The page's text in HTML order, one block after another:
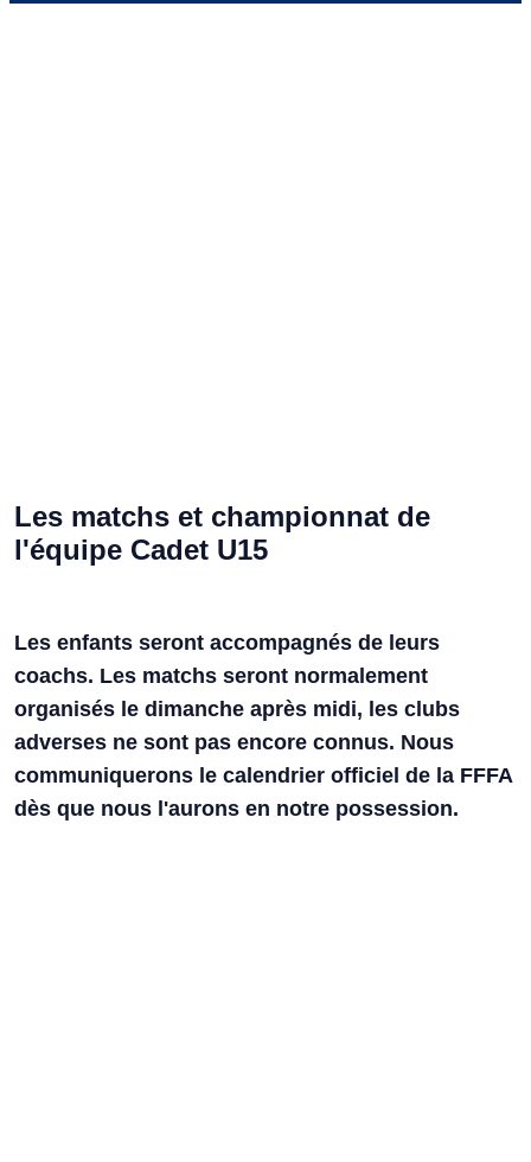
Les matchs et championnat de
l'équipe Cadet U15
Les enfants seront accompagnés de leurs
coachs. Les matchs seront normalement
organisés le dimanche après midi, les clubs
adverses ne sont pas encore connus. Nous
communiquerons le calendrier officiel de la FFFA
dès que nous l'aurons en notre possession.